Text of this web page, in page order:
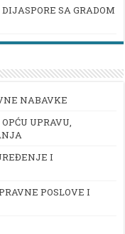
SA GRADOM
NABAVKE
UPRAVU,
I
POSLOVE I